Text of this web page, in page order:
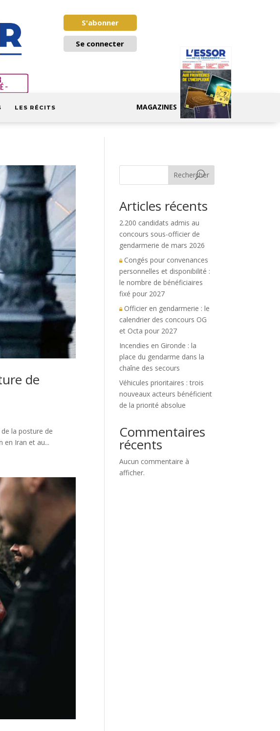
S'abonner
Se connecter
LES RÉCITS MAGAZINES
de
la posture de
en Iran et au...
Rechercher
Articles récents
2.200 candidats admis au
concours sous-officier de
gendarmerie de mars 2026
Congés pour convenances
personnelles et disponibilité :
le nombre de bénéficiaires
fixé pour 2027
Officier en gendarmerie : le
calendrier des concours OG
et Octa pour 2027
Incendies en Gironde : la
place du gendarme dans la
chaîne des secours
Véhicules prioritaires : trois
nouveaux acteurs bénéficient
de la priorité absolue
Commentaires
récents
Aucun commentaire à
afficher.